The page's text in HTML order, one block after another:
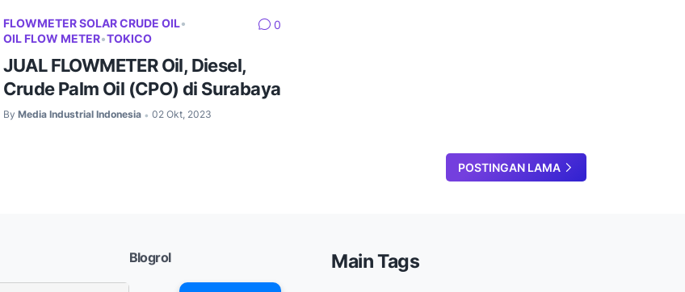
FLOWMETER SOLAR CRUDE OIL•
OIL FLOW METER•TOKICO
0
JUAL FLOWMETER Oil, Diesel,
Crude Palm Oil (CPO) di Surabaya
By Media Industrial Indonesia • 02 Okt, 2023
POSTINGAN LAMA
Blogrol Main Tags